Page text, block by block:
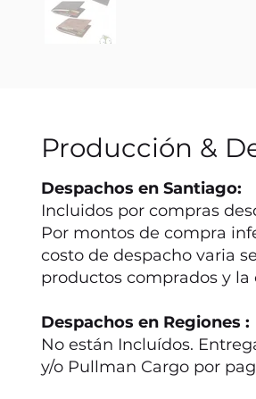
Producción &
Despachos en Santiago:
Incluidos por compras
Por montos de compra
costo de despacho varia
productos comprados y
Despachos en Regiones :
No están Incluídos.
y/o Pullman Cargo por